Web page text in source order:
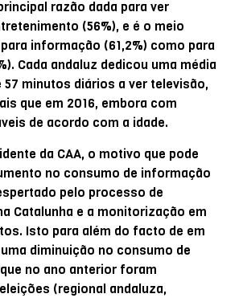
razão dada para ver
(56%), e é o meio
informação (61,2%) como para
Cada andaluz dedicou uma média
57 minutos diários a ver televisão,
que em 2016, embora com
de acordo com a idade.
da CAA, o motivo que pode
no consumo de informação
pelo processo de
Catalunha e a monitorização em
Isto para além do facto de em
diminuição no consumo de
no ano anterior foram
(regional andaluza,